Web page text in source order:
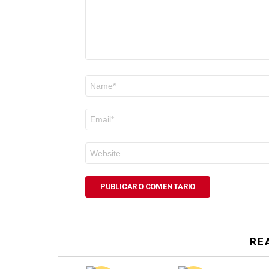
electrónico
*